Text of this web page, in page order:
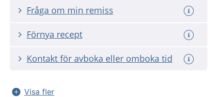
Fråga om min remiss
Förnya recept
Kontakt för avboka eller omboka tid
Visa fler